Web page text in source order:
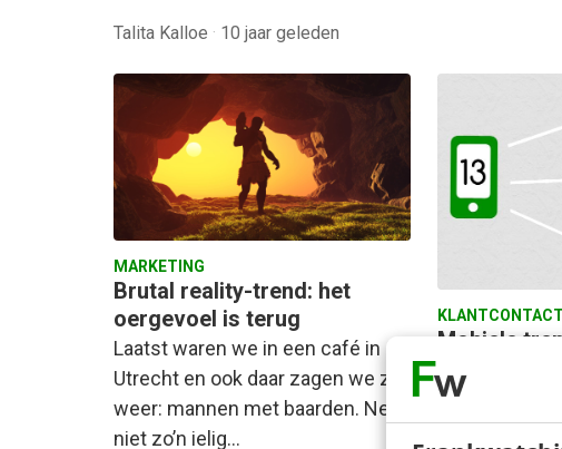
Talita Kalloe · 10 jaar geleden
MARKETING
Brutal reality-trend: het
oergevoel is terug
Laatst waren we in een café in
Utrecht en ook daar zagen we ze
weer: mannen met baarden. Nee,
niet zo’n ielig…
Mobiele
device!
In 2014